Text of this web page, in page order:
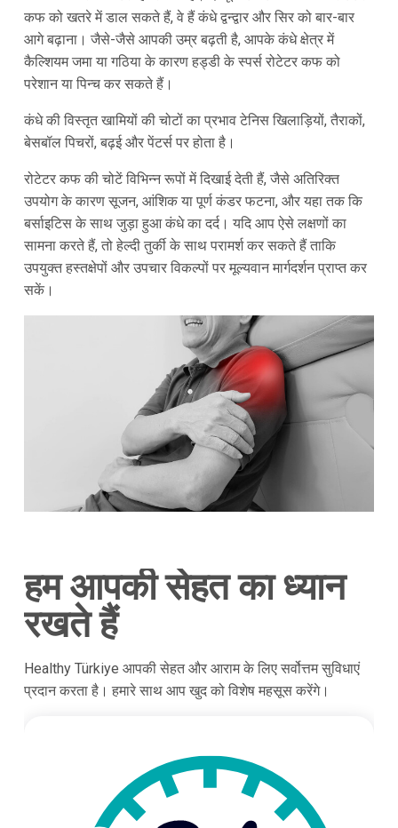
कफ को खतरे में डाल सकते हैं, वे हैं कंधे द्वन्द्वार और सिर को बार-बार
आगे बढ़ाना। जैसे-जैसे आपकी उम्र बढ़ती है, आपके कंधे क्षेत्र में
कैल्शियम जमा या गठिया के कारण हड्डी के स्पर्स रोटेटर कफ को
परेशान या पिन्च कर सकते हैं।
कंधे की विस्तृत खामियों की चोटों का प्रभाव टेनिस खिलाड़ियों, तैराकों,
बेसबॉल पिचरों, बढ़ई और पेंटर्स पर होता है।
रोटेटर कफ की चोटें विभिन्न रूपों में दिखाई देती हैं, जैसे अतिरिक्त
उपयोग के कारण सूजन, आंशिक या पूर्ण कंडर फटना, और यहा तक कि
बर्साइटिस के साथ जुड़ा हुआ कंधे का दर्द। यदि आप ऐसे लक्षणों का
सामना करते हैं, तो हेल्दी तुर्की के साथ परामर्श कर सकते हैं ताकि
उपयुक्त हस्तक्षेपों और उपचार विकल्पों पर मूल्यवान मार्गदर्शन प्राप्त कर
सकें।
हम आपकी सेहत का ध्यान
रखते हैं
Healthy Türkiye आपकी सेहत और आराम के लिए सर्वोत्तम सुविधाएं
प्रदान करता है। हमारे साथ आप खुद को विशेष महसूस करेंगे।